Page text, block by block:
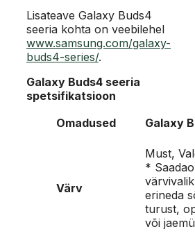
Lisateave Galaxy Buds4
seeria kohta on veebilehel
www.samsung.com/galaxy-
buds4-series/.
Galaxy Buds4 seeria
spetsifikatsioon
Omadused
Galaxy
Värv
Must,
*
erineda
turust,
või